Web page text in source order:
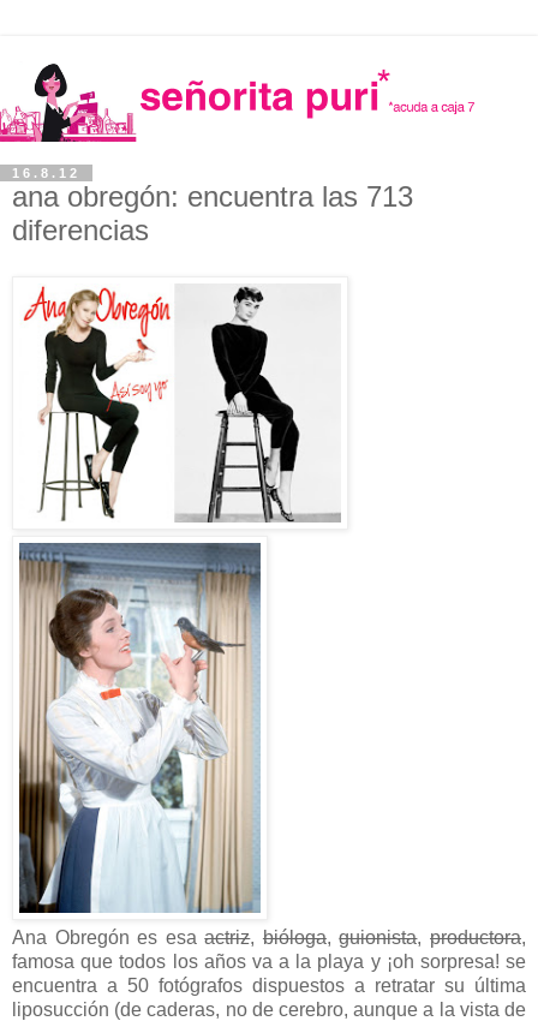
16.8.12
ana obregón: encuentra las 713
diferencias
Ana Obregón es esaactriz, bióloga,guionista,productora,
famosa que todos los años va a la playa y ¡oh sorpresa! se
encuentra a 50 fotógrafos dispuestos a retratar su última
liposucción (de caderas, no de cerebro, aunque a la vista de